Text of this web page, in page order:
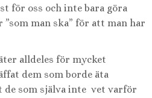
för oss och inte bara göra
”som man ska” för att man har
alldeles för mycket
dem som borde äta
de som själva inte vet varför